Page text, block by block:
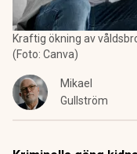
Kraftig ökning av
(Foto: Canva)
Mikael
Gullström